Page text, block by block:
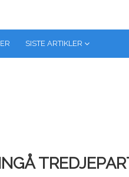
SISTE ARTIKLER